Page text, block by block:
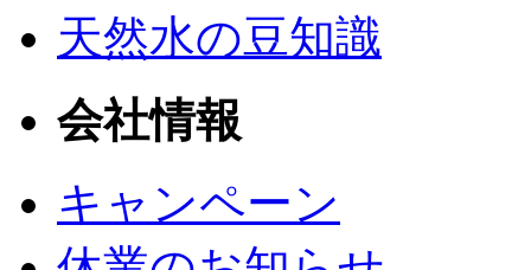
天然水の豆知識
会社情報
キャンペーン